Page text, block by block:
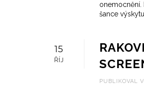
onemocnění.
šance
15
ŘÍJ
PUBLIKOVAL